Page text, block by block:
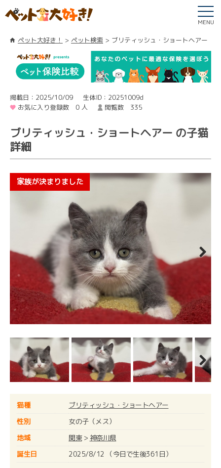
MENU
ペット大好き！ ペット検索 ブリティッシュ・ショートヘアー
掲載日：2025/10/09
生体ID：20251009d
お気に入り登録数 0 人
閲覧数 335
ブリティッシュ・ショートヘアー の子猫
詳細
Next
猫種
ブリティッシュ・ショートヘアー
性別
女の子（メス）
地域
関東> 神奈川県
誕生日
2025/8/12 （今日で生後361日）